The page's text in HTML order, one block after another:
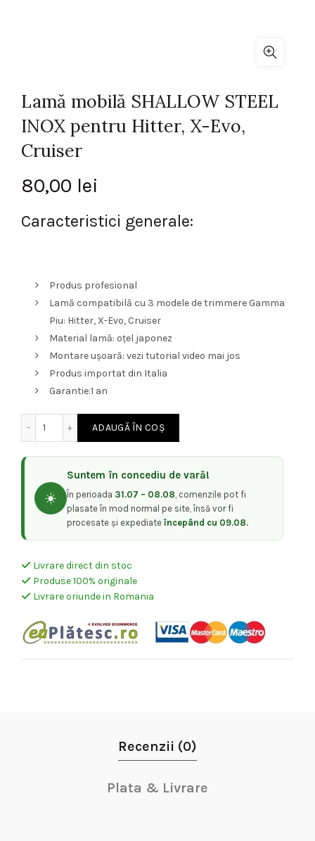
Lamă mobilă SHALLOW STEEL
INOX pentru Hitter, X-Evo,
Cruiser
80,00 lei
Caracteristici generale:
Produs profesional
Lamă compatibilă cu 3 modele de trimmere Gamma
Piu: Hitter, X-Evo, Cruiser
Material lamă: oțel japonez
Montare ușoară: vezi tutorial video mai jos
Produs importat din Italia
Garantie:1 an
Cantitate Lamă mobilă SHALLOW STEEL INOX pentru
ADAUGĂ ÎN COȘ
☀️
Suntem în concediu de vară!
În perioada 31.07 – 08.08, comenzile pot fi
plasate în mod normal pe site, însă vor fi
procesate și expediateîncepând cu 09.08.
Livrare direct din stoc
Produse 100% originale
Livrare oriunde in Romania
Recenzii (0)
Plata & Livrare